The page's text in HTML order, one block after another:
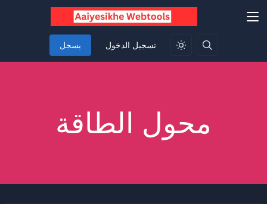
تسجيل الدخول يسجل
محول الطاقة